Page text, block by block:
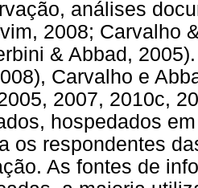
análises
2008; Carvalho
& Abbad,
Carvalho e
2007, 2010c,
hospedados
os respondentes
As fontes de